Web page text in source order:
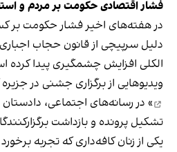
فشار اقتصادی حکومت بر مردم و
در هفته‌های اخیر فشار حکومت بر
دلیل سرپیچی از قانون حجاب
الکلی افزایش چشمگیری پیدا کرده
ویدیوهایی از برگزاری جشنی در
» در رسانه‌های اجتماعی،
تشکیل پرونده و بازداشت
یکی از زنان کافه‌داری که تجربه